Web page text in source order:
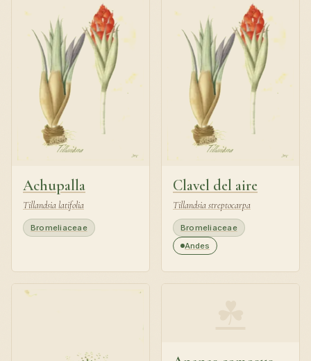
Achupalla
Tillandsia latifolia
Bromeliaceae
Clavel del aire
Tillandsia streptocarpa
Bromeliaceae
Andes